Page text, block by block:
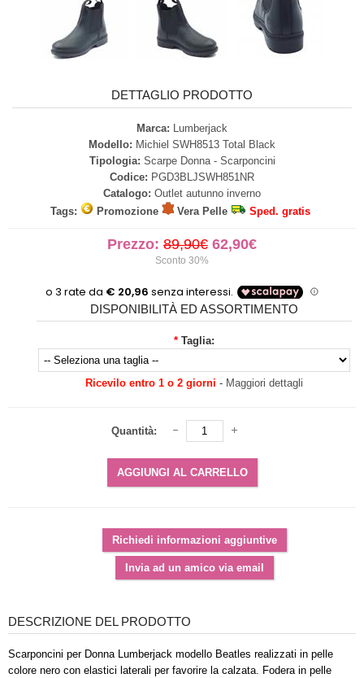
DETTAGLIO PRODOTTO
Marca: Lumberjack
Modello: Michiel SWH8513 Total Black
Tipologia: Scarpe Donna - Scarponcini
Codice: PGD3BLJSWH851NR
Catalogo: Outlet autunno inverno
Tags:
Promozione Vera Pelle Sped. gratis
Prezzo: 89,90€ 62,90€
Sconto 30%
DISPONIBILITÀ ED ASSORTIMENTO
* Taglia:
Ricevilo entro 1 o 2 giorni - Maggiori dettagli
Quantità:
DESCRIZIONE DEL PRODOTTO
Scarponcini per Donna Lumberjack modello Beatles realizzati in pelle
colore nero con elastici laterali per favorire la calzata. Fodera in pelle